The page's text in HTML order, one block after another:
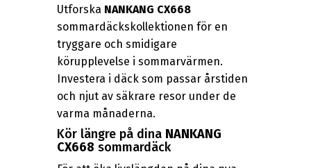
Utforska NANKANG CX668
sommardäckskollektionen för en
tryggare och smidigare
körupplevelse i sommarvärmen.
Investera i däck som passar årstiden
och njut av säkrare resor under de
varma månaderna.
Kör längre på dina NANKANG
CX668 sommardäck